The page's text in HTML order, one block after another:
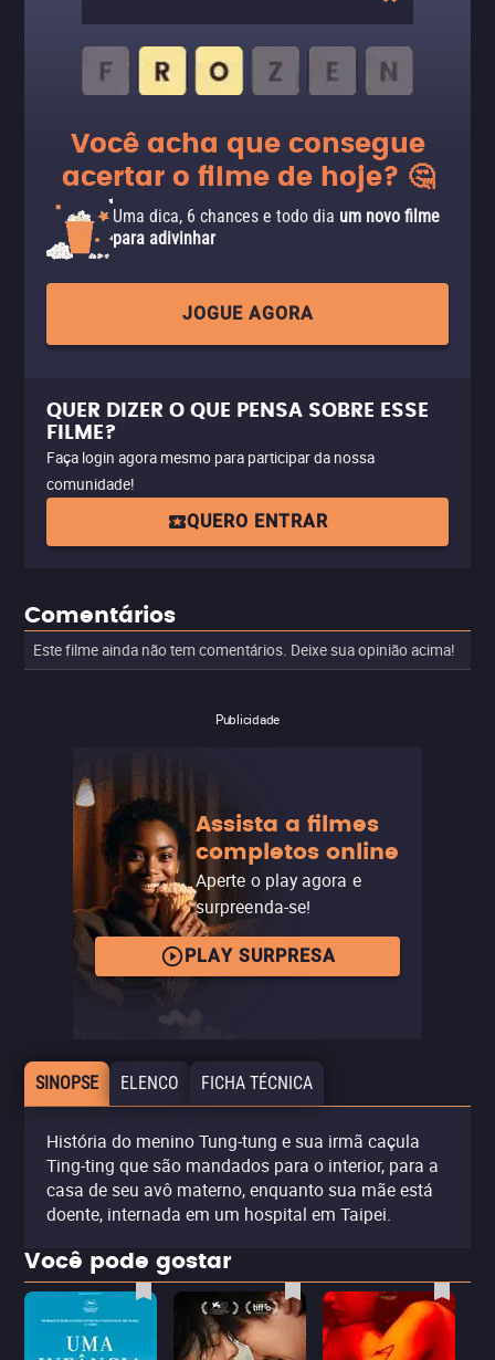
Você acha que consegue
acertar o filme de hoje? 🤔
Uma dica, 6 chances e todo dia um novo filme
para adivinhar
JOGUE AGORA
QUER DIZER O QUE PENSA SOBRE ESSE
FILME?
Faça login agora mesmo para participar da nossa
comunidade!
QUERO ENTRAR
Comentários
Este filme ainda não tem comentários. Deixe sua opinião acima!
Publicidade
Assista a filmes
completos online
Aperte o play agora e
surpreenda-se!
PLAY SURPRESA
SINOPSE ELENCO FICHA TÉCNICA
História do menino Tung-tung e sua irmã caçula
Ting-ting que são mandados para o interior, para a
casa de seu avô materno, enquanto sua mãe está
doente, internada em um hospital em Taipei.
Você pode gostar